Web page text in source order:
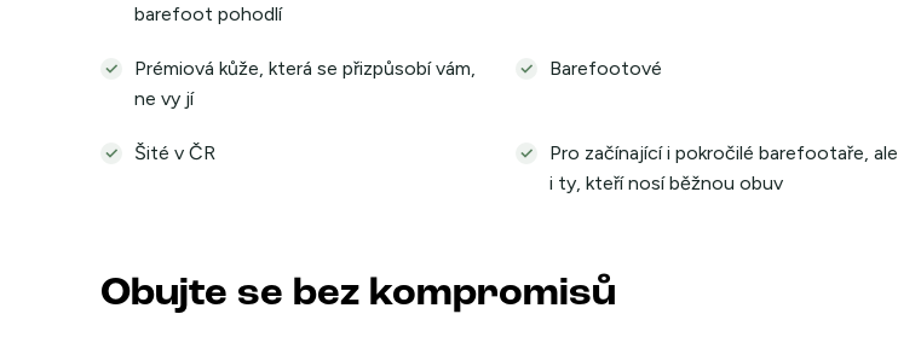
barefoot pohodlí
Prémiová kůže, která se přizpůsobí vám,
ne vy jí
Barefootové
Šité v ČR
Pro začínající i pokročilé barefootaře, ale
i ty, kteří nosí běžnou obuv
Obujte se bez kompromisů